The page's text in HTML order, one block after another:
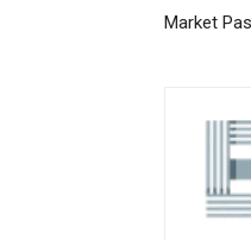
Market